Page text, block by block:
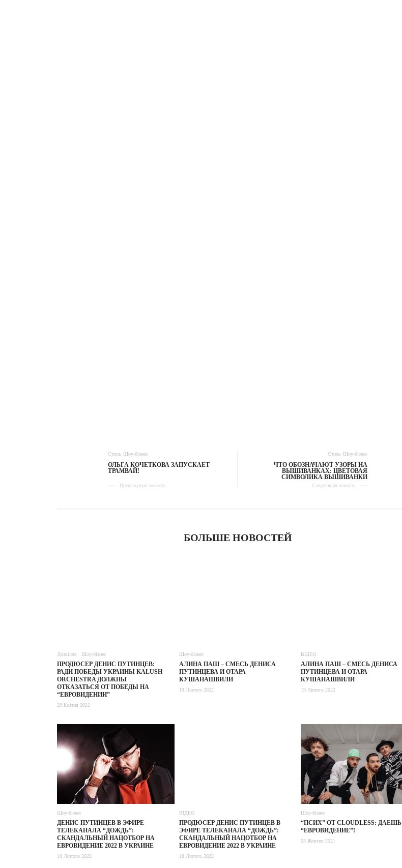
Стиль Шоу-бізнес
ОЛЬГА КОЧЕТКОВА ЗАПУСКАЕТ
ТРАМВАЙ!
Предыдущая новость
Стиль Шоу-бізнес
ЧТО ОБОЗНАЧАЮТ УЗОРЫ НА
ВЫШИВАНКАХ: ЦВЕТОВАЯ
СИМВОЛИКА ВЫШИВАНКИ
Следующая новость
БОЛЬШЕ НОВОСТЕЙ
Дозвілля Шоу-бізнес
ПРОДЮСЕР ДЕНИС ПУТИНЦЕВ:
РАДИ ПОБЕДЫ УКРАИНЫ KALUSH
ORCHESTRA ДОЛЖНЫ
ОТКАЗАТЬСЯ ОТ ПОБЕДЫ НА
“ЕВРОВИДЕНИИ”
29 Квітня 2022
Шоу-бізнес
АЛИНА ПАШ – СМЕСЬ ДЕНИСА
ПУТИНЦЕВА И ОТАРА
КУШАНАШВИЛИ
19 Лютого 2022
ВІДЕО
АЛИНА ПАШ – СМЕСЬ ДЕНИСА
ПУТИНЦЕВА И ОТАРА
КУШАНАШВИЛИ
19 Лютого 2022
Шоу-бізнес
ДЕНИС ПУТИНЦЕВ В ЭФИРЕ
ТЕЛЕКАНАЛА “ДОЖДЬ”:
СКАНДАЛЬНЫЙ НАЦОТБОР НА
ЕВРОВИДЕНИЕ 2022 В УКРАИНЕ
18 Лютого 2022
ВІДЕО
ПРОДЮСЕР ДЕНИС ПУТИНЦЕВ В
ЭФИРЕ ТЕЛЕКАНАЛА “ДОЖДЬ”:
СКАНДАЛЬНЫЙ НАЦОТБОР НА
ЕВРОВИДЕНИЕ 2022 В УКРАИНЕ
18 Лютого 2022
Шоу-бізнес
“ПСИХ” ОТ CLOUDLESS: ДАЕШЬ
“ЕВРОВИДЕНИЕ”!
23 Жовтня 2021